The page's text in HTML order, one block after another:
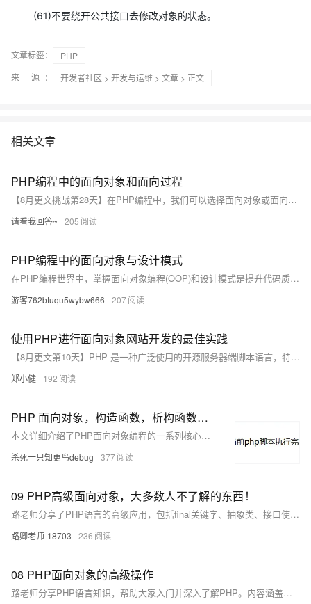
(61)不要绕开公共接口去修改对象的状态。
文章标签：
PHP
来 源：
开发者社区 > 开发与运维 > 文章 > 正文
相关文章
PHP编程中的面向对象和面向过程
【8月更文挑战第28天】在PHP编程中，我们可以选择面向对象或面向过程的编程方式。面向对象的编程方式更符合人类习惯，易于理解，提高程序的重用性，减少代码出错率；而面向过程的编程方式则强调的是功能行为，以具体的功能实现为主。
请看我回答~ 205
PHP编程中的面向对象与设计模式
在PHP编程世界中，掌握面向对象编程(OOP)和设计模式是提升代码质量和开发效率的关键。本文将深入浅出地介绍如何在PHP中应用OOP原则和设计模式，以及这些实践如何影响项目架构和维护性。通过实际案例，我们将探索如何利用这些概念来构建更健壮、可扩展的应用程序。
游客762btuqu5wybw666 207
使用PHP进行面向对象网站开发的最佳实践
【8月更文第10天】PHP 是一种广泛使用的开源服务器端脚本语言，特别适合于 Web 开发并可嵌入 HTML 中。随着 PHP 5.x 和 7.x 版本的发展，它已经完全支持面向对象编程（OOP）。面向对象的设计模式和原则可以帮助开发者构建更加模块化、可扩展且易于维护的应用程序。
郑小健 192
PHP 面向对象，构造函数，析构函数，继承，方法的重写，接口抽象类，static，final，this，parent，self的异同和作用
本文详细介绍了PHP面向对象编程的一系列核心概念和用法，包括构造函数、析构函数、继承、方法重写、访问控制、接口、抽象类、静态成员、final关键字、以及this、self、parent这三个关键字的异同和作用。通过具体示例代码，展示了如何在PHP中使用这些面向对象的特性，以及它们在实际开发中的应用。
杀死一只知更鸟debug 377
09 PHP高级面向对象，大多数人不了解的东西！
路老师分享了PHP语言的高级应用，包括final关键字、抽象类、接口使用、对象类型检测及魔术方法等。通过实例详细讲解了PHP面向对象编程的核心概念和技术要点，帮助读者深入理解和掌握PHP。
路卿老师-18703 236
08 PHP面向对象的高级操作
路老师分享PHP语言知识，帮助大家入门并深入了解PHP。内容涵盖构造方法、析构方法、继承、多态、`$this-&gt;`与`::`操作符的使用，以及数据隐藏等核心概念。通过详细示例，讲解如何在实际开发中运用这些技术。适合初学者和进阶开发者学习。